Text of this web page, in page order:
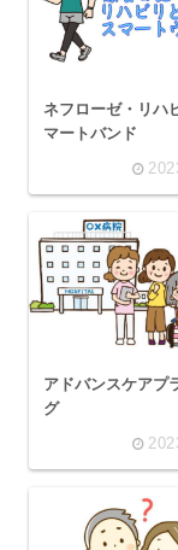
ネフローゼ・リハ
マートバンド
アドバンスケアプ
グ